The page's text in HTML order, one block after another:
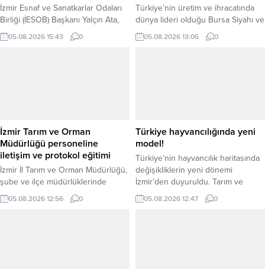
İzmir Esnaf ve Sanatkarlar Odaları
Birliği (İESOB) Başkanı Yalçın Ata,
Ankara’da gerçekleştirdiği kritik
temaslarla esnaf ve sanatkarların
programı kapsamında AK Parti
Genel Sekreteri ve İzmir
Milletvekili...
05.08.2026 15:43 0
Türkiye’nin üretim ve ihracatında
dünya lideri olduğu Bursa Siyahı ve
Sarılop taze incirinde 2026 ihracat
sezonu başladı. Geçen yıl 94
Balık, 2025 yılında Türkiye’nin 20...
05.08.2026 13:06 0
İzmir Tarım ve Orman
Müdürlüğü personeline
iletişim ve protokol eğitimi
İzmir İl Tarım ve Orman Müdürlüğü,
şube ve ilçe müdürlüklerinde
enformasyon görevini yürüten
personele yönelik “İletişim ve
05.08.2026 12:56 0
Türkiye hayvancılığında yeni
model!
Türkiye’nin hayvancılık haritasında
değişikliklerin yeni dönemi
İzmir’den duyuruldu. Tarım ve
Orman Bakanlığı Hayvancılık Genel
Müdürlüğü, gıda güvenliği ve
05.08.2026 12:47 0